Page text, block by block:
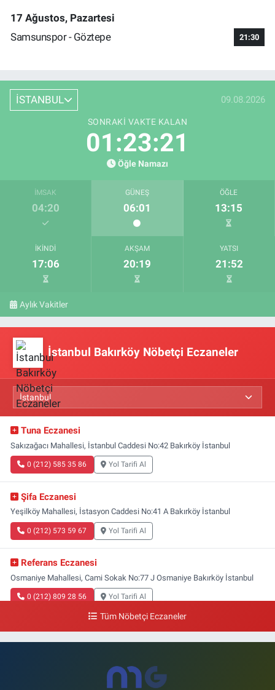
17 Ağustos, Pazartesi
Samsunspor - Göztepe
21:30
İSTANBUL 09.08.2026
SONRAKI VAKTE KALAN
01:23:20
Öğle Namazı
İMSAK
04:20
GÜNEŞ
06:01
ÖĞLE
13:15
İKINDI
17:06
AKŞAM
20:19
YATSI
21:52
Aylık Vakitler
İstanbul Bakırköy Nöbetçi Eczaneler
Tuna Eczanesi
Sakızağacı Mahallesi, İstanbul Caddesi No:42 Bakırköy İstanbul
0 (212) 585 35 86 Yol Tarifi Al
Şifa Eczanesi
Yeşilköy Mahallesi, İstasyon Caddesi No:41 A Bakırköy İstanbul
0 (212) 573 59 67 Yol Tarifi Al
Referans Eczanesi
Osmaniye Mahallesi, Cami Sokak No:77 J Osmaniye Bakırköy İstanbul
0 (212) 809 28 56 Yol Tarifi Al
Bayraktar Eczanesi
Şenlikköy Mahallesi, Harman Sokak No:43 4B Florya Bakırköy İstanbul
Tüm Nöbetçi Eczaneler